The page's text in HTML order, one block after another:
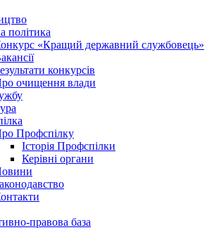
політика
«Кращий державний службовець»
конкурсів
очищення влади
Профспілку
Історія Профспілки
Керівні органи
правова база